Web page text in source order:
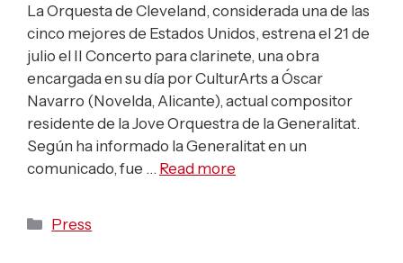
La Orquesta de Cleveland, considerada una de las
cinco mejores de Estados Unidos, estrena el 21 de
julio el II Concerto para clarinete, una obra
encargada en su día por CulturArts a Óscar
Navarro (Novelda, Alicante), actual compositor
residente de la Jove Orquestra de la Generalitat.
Según ha informado la Generalitat en un
comunicado, fue … Read more
Categories
Press